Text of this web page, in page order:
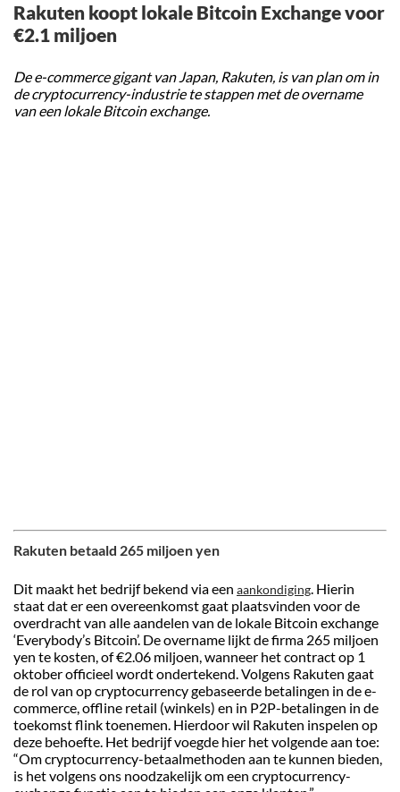
Rakuten koopt lokale Bitcoin Exchange voor
€2.1 miljoen
De e-commerce gigant van Japan, Rakuten, is van plan om in
de cryptocurrency-industrie te stappen met de overname
van een lokale Bitcoin exchange.
Rakuten betaald 265 miljoen yen
Dit maakt het bedrijf bekend via een aankondiging. Hierin
staat dat er een overeenkomst gaat plaatsvinden voor de
overdracht van alle aandelen van de lokale Bitcoin exchange
‘Everybody’s Bitcoin’. De overname lijkt de firma 265 miljoen
yen te kosten, of €2.06 miljoen, wanneer het contract op 1
oktober officieel wordt ondertekend. Volgens Rakuten gaat
de rol van op cryptocurrency gebaseerde betalingen in de e-
commerce, offline retail (winkels) en in P2P-betalingen in de
toekomst flink toenemen. Hierdoor wil Rakuten inspelen op
deze behoefte. Het bedrijf voegde hier het volgende aan toe:
“Om cryptocurrency-betaalmethoden aan te kunnen bieden,
is het volgens ons noodzakelijk om een cryptocurrency-